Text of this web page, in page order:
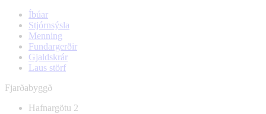
Íbúar
Stjórnsýsla
Menning
Fundargerðir
Gjaldskrár
Laus störf
Fjarðabyggð
Hafnargötu 2